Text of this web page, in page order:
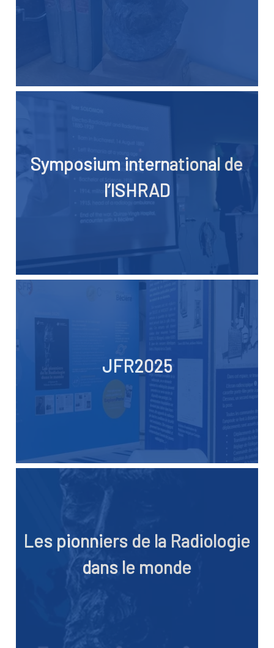
Symposium international de
l’ISHRAD
JFR2025
Les pionniers de la Radiologie
dans le monde